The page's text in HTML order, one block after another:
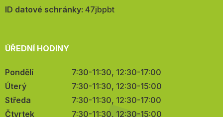
mail:
ID datové schránky: 47jbpbt
ÚŘEDNÍ HODINY
Pondělí
7:30-11:30, 12:30-17:00
Úterý
7:30-11:30, 12:30-15:00
Středa
7:30-11:30, 12:30-17:00
Čtvrtek
7:30-11:30, 12:30-15:00